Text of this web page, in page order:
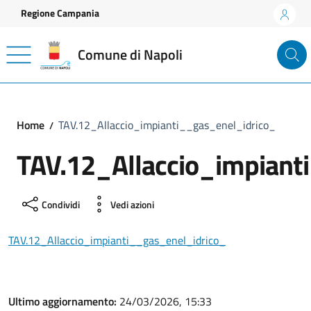
Vai ai contenuti
Vai al footer
Regione Campania
Comune di Napoli
Home TAV.12_Allaccio_impianti__gas_enel_idrico_
Condividi Vedi azioni
TAV.12_Allaccio_impianti__gas_enel_idrico_
Ultimo aggiornamento: 24/03/2026, 15:33